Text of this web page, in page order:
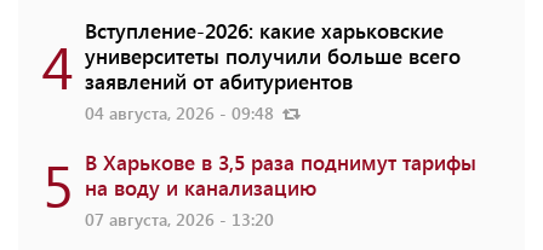
4 Вступление-2026: какие харьковские
университеты получили больше всего
заявлений от абитуриентов
04 августа, 2026 - 09:48
5 В Харькове в 3,5 раза поднимут тарифы
на воду и канализацию
07 августа, 2026 - 13:20